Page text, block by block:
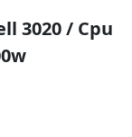
3020 / Cpu